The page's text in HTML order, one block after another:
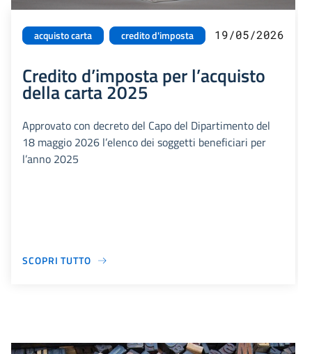
acquisto carta credito d'imposta 19/05/2026
Credito d’imposta per l’acquisto
della carta 2025
Approvato con decreto del Capo del Dipartimento del
18 maggio 2026 l’elenco dei soggetti beneficiari per
l’anno 2025
SCOPRI TUTTO